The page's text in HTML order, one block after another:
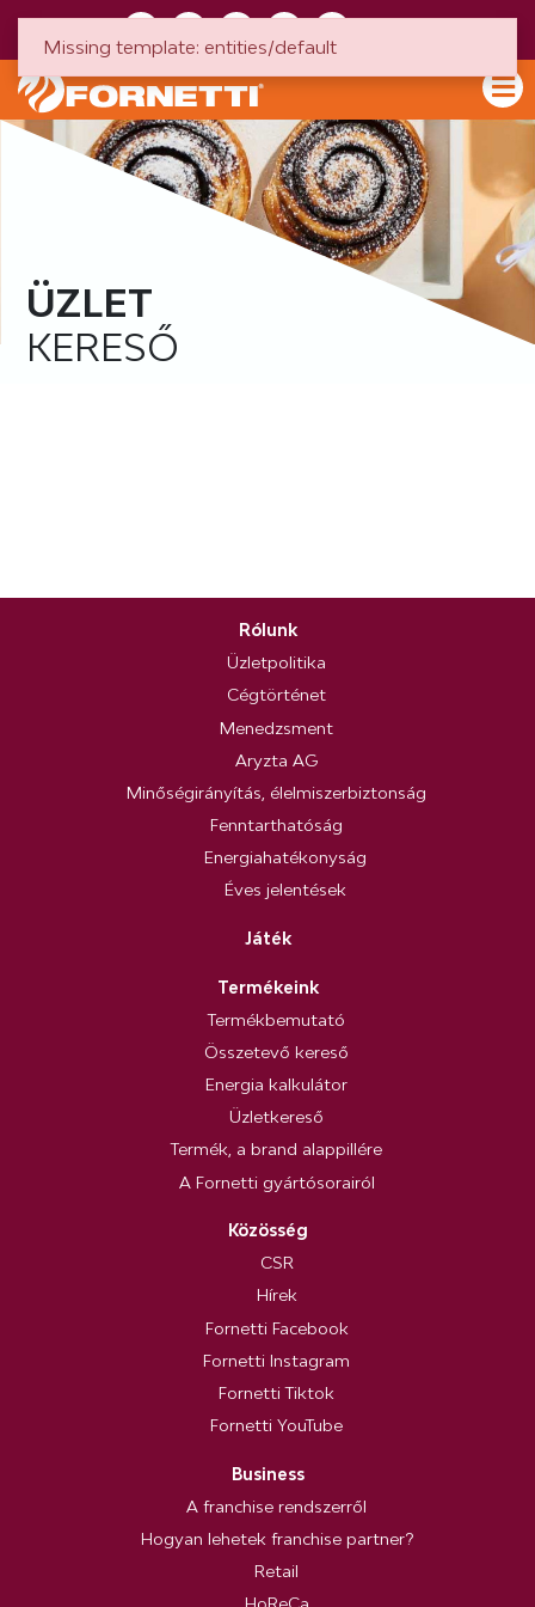
ÜZLET
KERESŐ
Rólunk
Üzletpolitika
Cégtörténet
Menedzsment
Aryzta AG
Minőségirányítás, élelmiszerbiztonság
Fenntarthatóság
Energiahatékonyság
Éves jelentések
Játék
Termékeink
Termékbemutató
Összetevő kereső
Energia kalkulátor
Üzletkereső
Termék, a brand alappillére
A Fornetti gyártósorairól
Közösség
CSR
Hírek
Fornetti Facebook
Fornetti Instagram
Fornetti Tiktok
Fornetti YouTube
Business
A franchise rendszerről
Hogyan lehetek franchise partner?
Retail
Missing template: entities/default